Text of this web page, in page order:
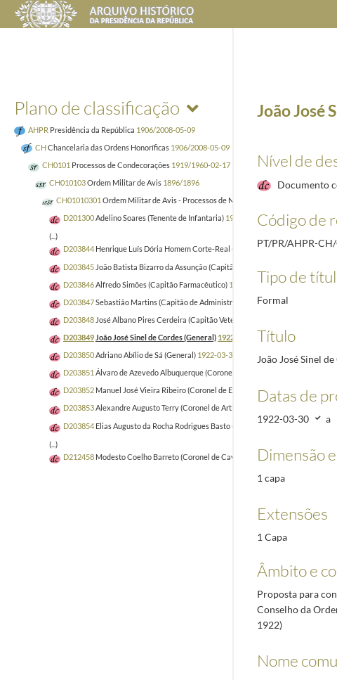
Plano de classificação
AHPR Presidência da República 1906/2008-05-09
CHChancelaria das Ordens Honoríficas 1906/2008-05-09
CH0101 Processos de Condecorações 1919/1960-02-17
CH010103Ordem Militar de Avis 1896/1896
CH01010301 Ordem Militar de Avis - Processos de Nacionais
D201300Adelino Soares (Tenente de Infantaria) 1935-03-20/1938-02-23
(...)
D203844 Henrique Luís Dória Homem Corte-Real (Major Médico)1922-04-17/
D203845 João Batista Bizarro da Assunção (Capitão Médico)
D203846Alfredo Simões (Capitão Farmacêutico) 1922-03-10/1922-07-15
D203847Sebastião Martins (Capitão de Administração de Saúde das Colónias)
D203848 José Albano Pires Cerdeira (Capitão Veterinário de Cavalaria)
D203849 João José Sinel de Cordes (General) 1922-03-30/1922-07-21
D203850Adriano Abílio de Sá (General) 1922-03-30/1922-07-15
D203851 Álvaro de Azevedo Albuquerque (Coronel de Engenharia)
D203852 Manuel José Vieira Ribeiro (Coronel de Engenharia)
1922-01-28/1922-
D203853Alexandre Augusto Terry (Coronel de Artilharia)
D203854 Elias Augusto da Rocha Rodrigues Basto (Coronel de Artilharia a Pé)
(...)
D212458 Modesto Coelho Barreto (Coronel de Cavalaria) 1921-03-01/1921-07-19
João José
Nível de
Documento
Código de
PT/PR/AHPR-
Tipo de
Formal
Título
João José Sinel
Datas de
1922-03-30 a
Dimensão
1 capa
Extensões
1 Capa
Âmbito e
Proposta para
Conselho da
1922)
Nome